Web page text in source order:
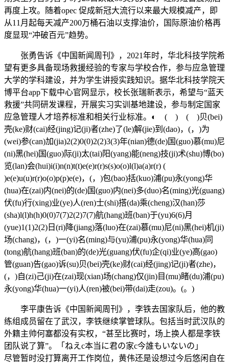
再度上攻。随着opec 促成新冠大流行以来最大规模减产，即
从11月起每天减产200万桶石油以支撑油价，国际原油价格再
度显现“冲破百元”趋势。
张勇告诉《中国新闻周刊》，2021年时，华北科技学院希
望有更多具备现场救援经验的专家与学校合作，参与应急管理
大学的学科建设，并为学生讲授实践知识。据华北科技学院天
博平台app下载中心官网显示，校长张瑞新表示，希望与“蓝天
救援”共同研发课程，开展实习实训基地建设，参与制定国家
应急管理人才培养标准和相关行业标准。◐ ( ) ( )贝(bei)
壳(ke)财(cai)经(jing)记(ji)者(zhe)了(le)解(jie)到(dao)，(，)为
(wei)参(can)加(jia)2(2)0(0)2(2)3(3)年(nian)德(de)国(guo)慕(mu)尼
(ni)黑(hei)国(guo)际(ji)太(tai)阳(yang)能(neng)技(ji)术(shu)博(bo)
览(lan)会(hui)i(i)n(n)t(t)e(e)r(r)s(s)o(o)l(l)a(a)r(r) (
)e(e)u(u)r(r)o(o)p(p)e(e)，(，)包(bao)括(kuo)浦(pu)永(yong)华
(hua)在(zai)内(nei)的(de)国(guo)内(nei)多(duo)名(ming)光(guang)
伏(fu)行(xing)业(ye)人(ren)士(shi)搭(da)乘(cheng)汉(han)莎
(sha)l(l)h(h)0(0)7(7)2(2)7(7)航(hang)班(ban)于(yu)6(6)月
(yue)1(1)2(2)日(ri)降(jiang)落(luo)在(zai)慕(mu)尼(ni)黑(hei)机(ji)
场(chang)，(，)一(yi)名(ming)与(yu)浦(pu)永(yong)华(hua)同
(tong)航(hang)班(ban)的(de)光(guang)伏(fu)企(qi)业(ye)高(gao)
管(guan)告(gao)诉(su)贝(bei)壳(ke)财(cai)经(jing)记(ji)者(zhe)，
(，)自(zi)己(ji)在(zai)现(xian)场(chang)仅(jin)目(mu)睹(du)浦(pu)
永(yong)华(hua)一(yi)人(ren)被(bei)带(dai)走(zou)。(。)
李平康告诉《中国新闻周刊》，李铁去国家队后，他的教
练组成员留在了武汉，李铁继续掌管球队。包括当时武汉队的
外籍主帅何塞都没有实权，“甚至比赛时，场上换人都是李铁
团队说了算”。「ねえc本当に君の家c今誰もいないの」
尽管暂时没打算离开工作岗位，黄伟还是设想过今后悠闲自在